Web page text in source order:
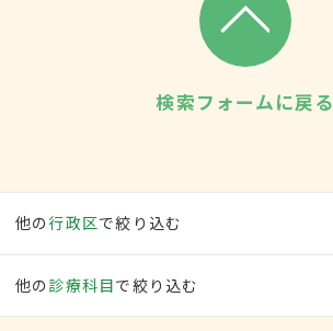
検索フォームに戻る
他の行政区で絞り込む
他の 診療科目で絞り込む